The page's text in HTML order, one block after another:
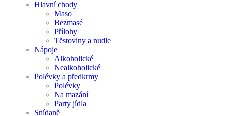
Hlavní chody
Maso
Bezmasé
Přílohy
Těstoviny a nudle
Nápoje
Alkoholické
Nealkoholické
Polévky a předkrmy
Polévky
Na mazání
Party jídla
Snídaně